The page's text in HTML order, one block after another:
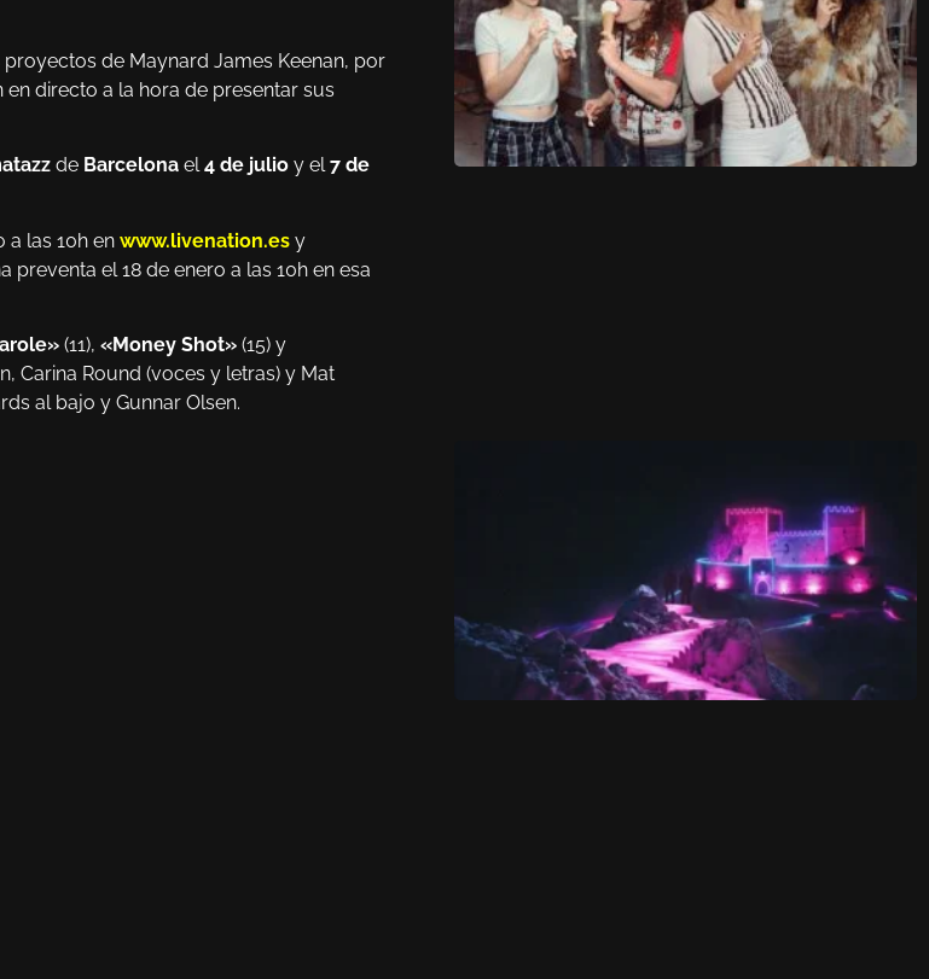
de Maynard James Keenan, por
directo a la hora de presentar sus
de Barcelona el4 de julio y el7 de
a las 10h en www.livenation.es y
preventa el 18 de enero a las 10h en esa
(11), «Money Shot» (15) y
Carina Round (voces y letras) y Mat
al bajo y Gunnar Olsen.